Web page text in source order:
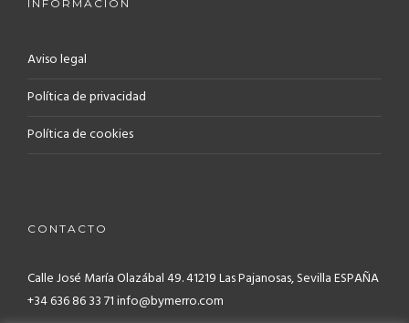
INFORMACIÓN
Aviso legal
Política de privacidad
Política de cookies
CONTACTO
Calle José María Olazábal 49. 41219Las Pajanosas, Sevilla ESPAÑA
+34 636 86 33 71 info@bymerro.com